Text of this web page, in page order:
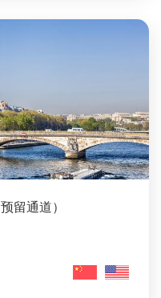
留通道）